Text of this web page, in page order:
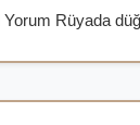
Yorum Rüyada